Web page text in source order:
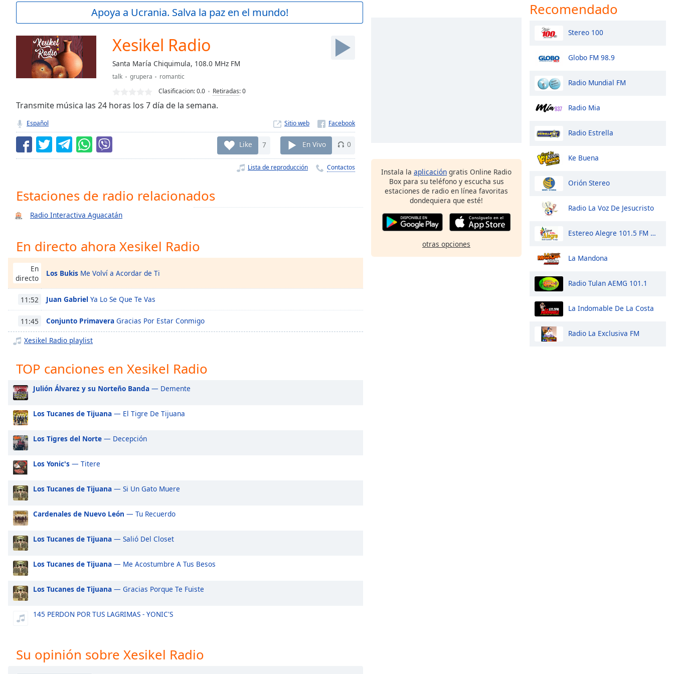
Current
Duration-:-
Stream
Seek to
currently
behind
LIVE
Remaining
Time-
Playback
Chapters
Descriptions
descriptions
off,
selected
subtitles
opens
settings
dialog
subtitles
off
selected
Track
in-
Picture
This
modal
window.
Beginning
window.
cancel
Apoya a Ucrania. Salva la paz en el mundo!
Xesikel Radio
Santa María Chiquimula, 108.0 MHz FM
talk grupera
romantic
Clasificacion:0.0 Retiradas:0
Transmite música las 24 horas los 7 día de la semana.
Español Sitio web
Like 7 En Vivo 0
Lista de reproducción Contactos
Estaciones de radio relacionados
Radio Interactiva Aguacatán
En directo ahora Xesikel Radio
En
directo
Los Bukis Me Volví a Acordar de Ti
11:52 Juan Gabriel Ya Lo Se Que Te Vas
11:45 Conjunto Primavera Gracias Por Estar Conmigo
Xesikel Radio playlist
TOP canciones en Xesikel Radio
Julión Álvarez y su Norteño Banda — Demente
Los Tucanes de Tijuana — El Tigre De Tijuana
Los Tigres del Norte — Decepción
Los Yonic's — Titere
Los Tucanes de Tijuana — Si Un Gato Muere
Cardenales de Nuevo León — Tu Recuerdo
Los Tucanes de Tijuana — Salió Del Closet
Los Tucanes de Tijuana — Me Acostumbre A Tus Besos
Los Tucanes de Tijuana — Gracias Porque Te Fuiste
145 PERDON POR TUS LAGRIMAS - YONIC'S
Su opinión sobre Xesikel Radio
Instala la aplicación gratis Online Radio
Box para su teléfono y escucha sus
estaciones de radio en línea favoritas
dondequiera que esté!
otras opciones
Recomendado
Stereo 100
Globo FM 98.9
Radio Mundial FM
Radio Mia
Radio Estrella
Ke Buena
Orión Stereo
Radio La Voz De Jesucristo
Estereo Alegre 101.5 FM Occidente
La Mandona
Radio Tulan AEMG 101.1
La Indomable De La Costa
Radio La Exclusiva FM